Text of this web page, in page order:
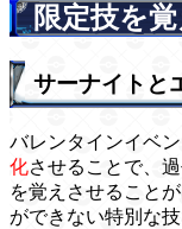
限定技を
サーナイトと
バレンタインイベ
化させることで、
を覚えさせること
ができない特別な